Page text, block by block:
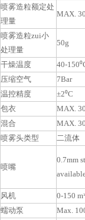
喷雾造粒额定处
理量
MAX.
喷雾造粒zui小
处理量
50g
干燥温度
40-
压缩空气
7Bar
温控精度
±2⁰C
包衣
MAX.
混合
MAX.
喷雾头类型 二流体
喷嘴
0.7mm
风机
0-150
蠕动泵
Max.